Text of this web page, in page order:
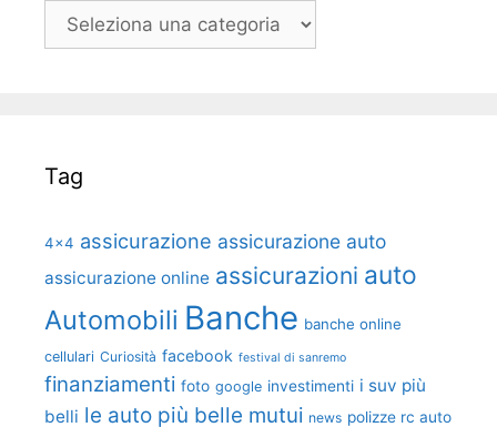
Categorie
Tag
4x4 assicurazione assicurazione auto
assicurazione online assicurazioni auto
Automobili Banche banche online
cellulari Curiosità facebook festival di sanremo
finanziamenti foto google investimenti i suv più
belli le auto più belle mutui news polizze rc auto